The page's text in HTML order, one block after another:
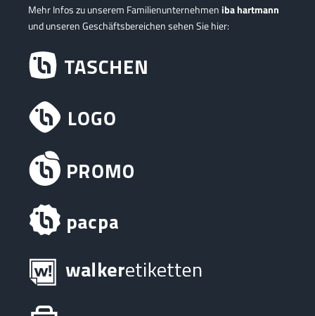
Mehr Infos zu unserem Familienunternehmeniba hartmann
und unseren Geschäftsbereichen sehen Sie hier: